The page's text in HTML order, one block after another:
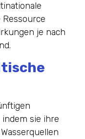
je nach
sie ihre